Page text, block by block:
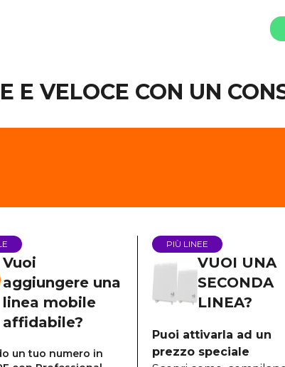
E VELOCE CON UN
Vuoi
aggiungere una
linea mobile
affidabile?
un tuo numero in
PIÙ LINEE
VUOI UNA
SECONDA
LINEA?
Puoi attivarla ad un
prezzo speciale